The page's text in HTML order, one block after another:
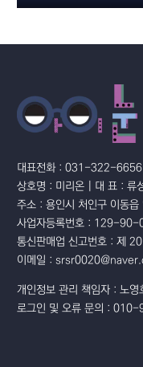
Rewind
Play Forward
대표전화 : 031-322-6656
상호명 : 미리온 | 대 표 : 류
주소 : 용인시 처인구 이동
사업자등록번호 : 129-90-
통신판매업 신고번호 : 제
이메일 :
개인정보 관리 책임자 : 노영
로그인 및 오류 문의 :